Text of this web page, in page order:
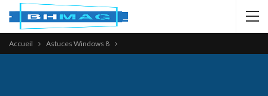
Accueil Astuces Windows 8